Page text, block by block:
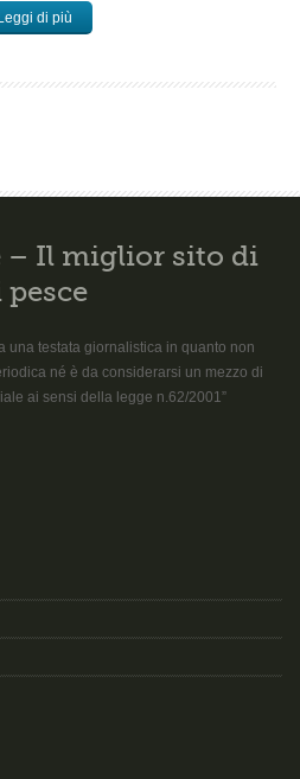
Leggi di più
– Il miglior sito di
pesce
una testata giornalistica in quanto non
né è da considerarsi un mezzo di
ai sensi della legge n.62/2001”